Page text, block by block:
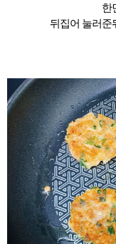
한
뒤집어 눌러준